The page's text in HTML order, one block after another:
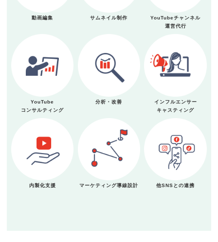
動画編集 サムネイル制作
YouTubeチャンネル
運営代行
YouTube
コンサルティング
分析・改善
インフルエンサー
キャスティング
内製化支援 マーケティング導線設計 他SNSとの連携